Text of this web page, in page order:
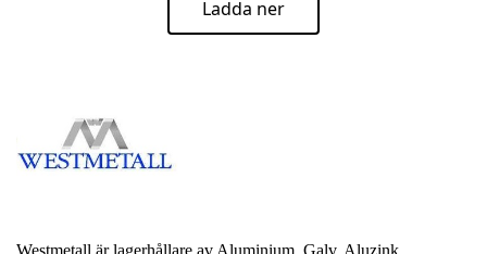
Ladda ner
Westmetall är lagerhållare av Aluminium, Galv, Aluzink,